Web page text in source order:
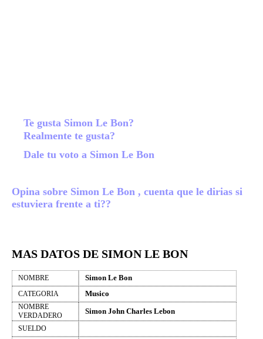
Te gusta Simon Le Bon?
Realmente te gusta?
Dale tu voto a Simon Le Bon
Opina sobre Simon Le Bon , cuenta que le dirias si
estuviera frente a ti??
MAS DATOS DE SIMON LE BON
NOMBRE Simon Le Bon
CATEGORIA Musico
NOMBRE
VERDADERO
Simon John Charles Lebon
SUELDO